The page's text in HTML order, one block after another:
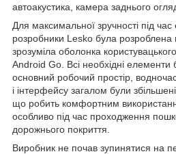
автоакустика, камера заднього
Для максимальної зручності під час
розробники Lesko була розроблена
зрозуміла оболонка
Android Go. Всі необхідні елементи
основний робочий простір,
і інтерфейсу загалом були
що робить комфортним
особливо під час проходження
дорожнього покриття.
Виробник не почав зупинятися на